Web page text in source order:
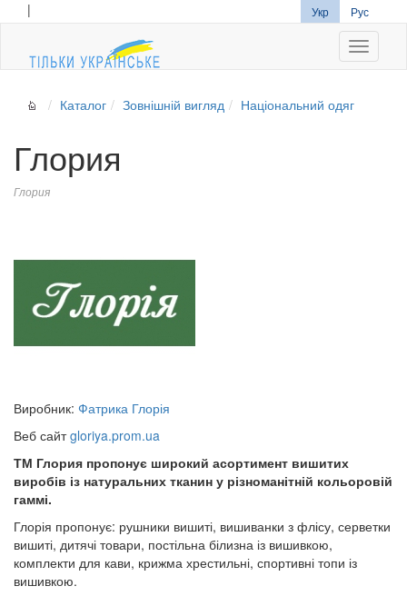
| Укр Рус
Каталог Зовнішній вигляд Національний одяг
Глория
Глория
Виробник: Фатрика Глорія
Веб сайтgloriya.prom.ua
ТМ Глория пропонує широкий асортимент вишитих
виробів із натуральних тканин у різноманітній кольоровій
гаммі.
Глорія пропонує: рушники вишиті, вишиванки з флісу, серветки
вишиті, дитячі товари, постільна білизна із вишивкою,
комплекти для кави, крижма хрестильні, спортивні топи із
вишивкою.